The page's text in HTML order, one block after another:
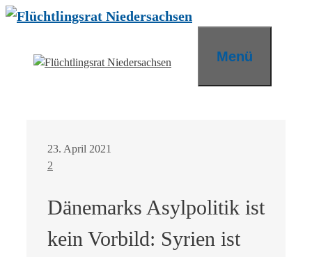
Zum
Menü
23. April 2021
2
Dänemarks Asylpolitik ist
kein Vorbild: Syrien ist